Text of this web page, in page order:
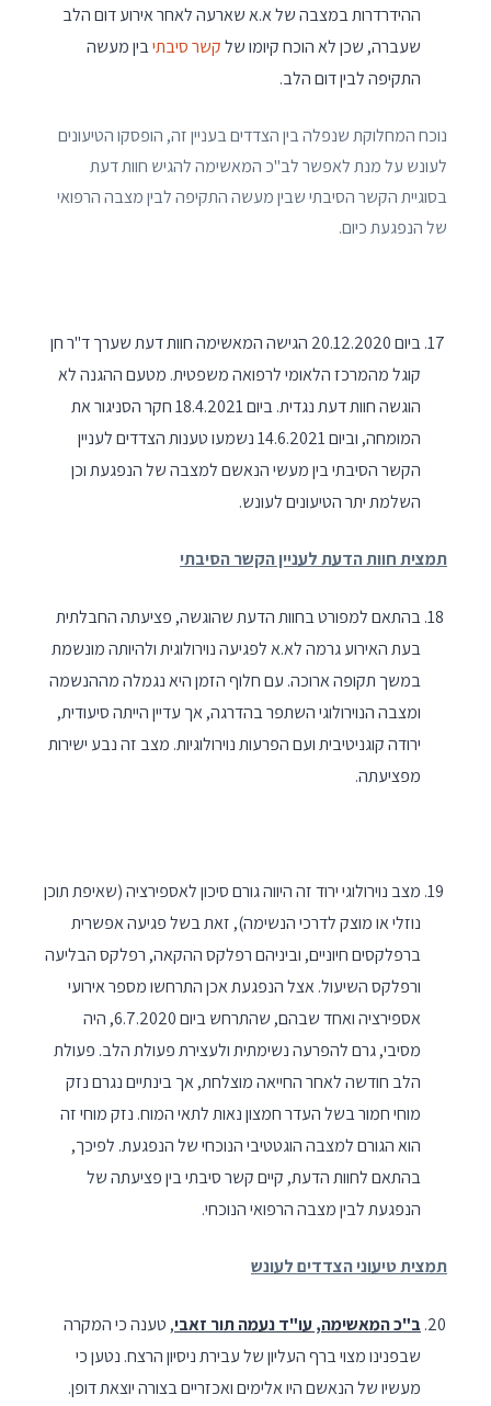
ההידרדרות במצבה של א.א שארעה לאחר אירוע דום הלב
שעברה, שכן לא הוכח קיומו שלקשר סיבתיבין מעשה
התקיפה לבין דום הלב.
נוכח המחלוקת שנפלה בין הצדדים בעניין זה, הופסקו הטיעונים
לעונש על מנת לאפשר לב"כ המאשימה להגיש חוות דעת
בסוגיית הקשר הסיבתי שבין מעשה התקיפה לבין מצבה הרפואי
של הנפגעת כיום.
ביום 20.12.2020 הגישה המאשימה חוות דעת שערך ד"ר חן
קוגל מהמרכז הלאומי לרפואה משפטית. מטעם ההגנה לא
הוגשה חוות דעת נגדית. ביום 18.4.2021 חקר הסניגור את
המומחה, וביום 14.6.2021 נשמעו טענות הצדדים לעניין
הקשר הסיבתי בין מעשי הנאשם למצבה של הנפגעת וכן
השלמת יתר הטיעונים לעונש.
תמצית חוות הדעת לעניין הקשר הסיבתי
בהתאם למפורט בחוות הדעת שהוגשה, פציעתה החבלתית
בעת האירוע גרמה לא.א לפגיעה נוירולוגית ולהיותה מונשמת
במשך תקופה ארוכה. עם חלוף הזמן היא נגמלה מההנשמה
ומצבה הנוירולוגי השתפר בהדרגה, אך עדיין הייתה סיעודית,
ירודה קוגניטיבית ועם הפרעות נוירולוגיות. מצב זה נבע ישירות
מפציעתה.
מצב נוירולוגי ירוד זה היווה גורם סיכון לאספירציה (שאיפת תוכן
נוזלי או מוצק לדרכי הנשימה), זאת בשל פגיעה אפשרית
ברפלקסים חיוניים, וביניהם רפלקס ההקאה, רפלקס הבליעה
ורפלקס השיעול. אצל הנפגעת אכן התרחשו מספר אירועי
אספירציה ואחד שבהם, שהתרחש ביום 6.7.2020, היה
מסיבי, גרם להפרעה נשימתית ולעצירת פעולת הלב. פעולת
הלב חודשה לאחר החייאה מוצלחת, אך בינתיים נגרם נזק
מוחי חמור בשל העדר חמצון נאות לתאי המוח. נזק מוחי זה
הוא הגורם למצבה הוגטטיבי הנוכחי של הנפגעת. לפיכך,
בהתאם לחוות הדעת, קיים קשר סיבתי בין פציעתה של
הנפגעת לבין מצבה הרפואי הנוכחי.
תמצית טיעוני הצדדים לעונש
ב"כ המאשימה, עו"ד נעמה תור זאבי, טענה כי המקרה
שבפנינו מצוי ברף העליון של עבירת ניסיון הרצח. נטען כי
מעשיו של הנאשם היו אלימים ואכזריים בצורה יוצאת דופן.